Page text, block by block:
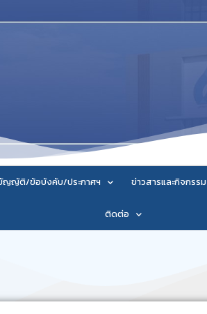
ญญัติ/ข้อบังคับ/ประกาศฯ ข่าวสารและกิจกรรม
ติดต่อ